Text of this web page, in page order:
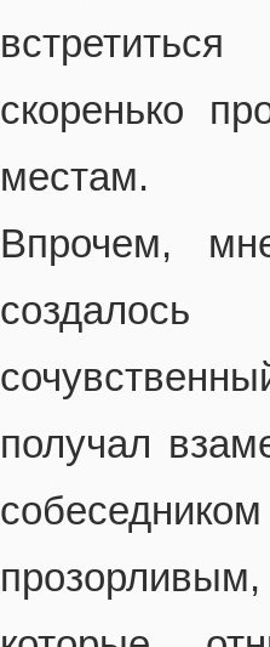
скоренько
местам.
Впрочем,
получал